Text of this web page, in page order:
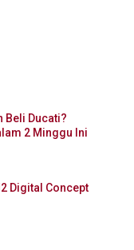
Beli Ducati?
2 Minggu Ini
Digital Concept